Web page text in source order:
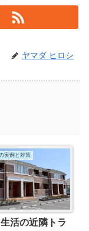
ヤマダ ヒロシ
実例と対策
活の近隣トラ